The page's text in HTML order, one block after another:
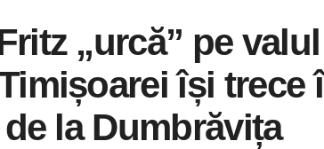
„urcă” pe
își trece
la Dumbrăvița